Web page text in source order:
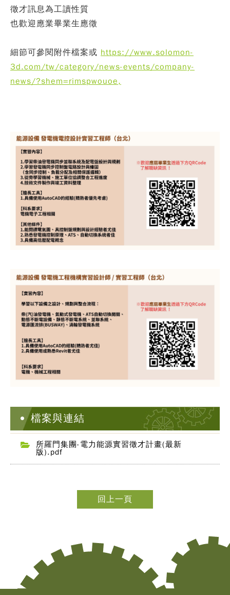
徵才訊息為工讀性質
也歡迎應業畢業生應徵
細節可參閱附件檔案或 https://www.solomon-
3d.com/tw/category/news-events/company-
news/?shem=rimspwouoe,
檔案與連結
所羅門集團-電力能源實習徵才計畫(最新
版).pdf
回上一頁